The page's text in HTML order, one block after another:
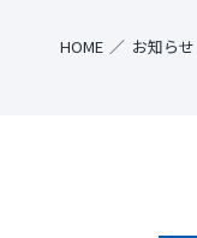
HOME お知らせ